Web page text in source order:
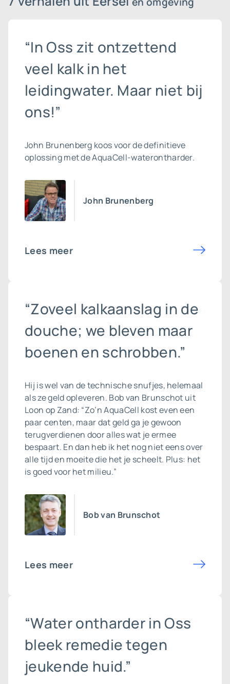
“In Oss zit ontzettend
veel kalk in het
leidingwater. Maar niet bij
ons!”
John Brunenberg koos voor de definitieve
oplossing met de AquaCell-waterontharder.
John Brunenberg
Lees meer
“Zoveel kalkaanslag in de
douche; we bleven maar
boenen en schrobben.”
Hij is wel van de technische snufjes, helemaal
als ze geld opleveren. Bob van Brunschot uit
Loon op Zand: “Zo’n AquaCell kost even een
paar centen, maar dat geld ga je gewoon
terugverdienen door alles wat je ermee
bespaart. En dan heb ik het nog niet eens over
alle tijd en moeite die het je scheelt. Plus: het
is goed voor het milieu.”
Bob van Brunschot
Lees meer
“Water ontharder in Oss
bleek remedie tegen
jeukende huid.”